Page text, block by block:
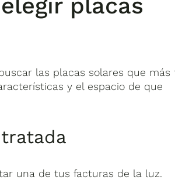
las placas solares que más
y el espacio de que
una de tus facturas de la luz.